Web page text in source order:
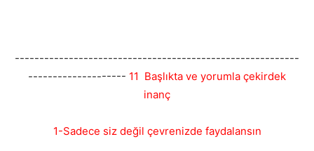
----------------------------------------------------------
-------------------- 11 Başlıkta ve yorumla çekirdek
inanç
1-Sadece siz değil çevrenizde faydalansın